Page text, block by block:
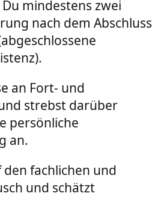
mindestens zwei
nach dem Abschluss
an Fort- und
strebst darüber
persönliche
an.
fachlichen und
und schätzt